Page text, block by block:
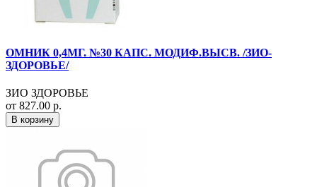
ОМНИК 0,4МГ. №30 КАПС. МОДИФ.ВЫСВ. /ЗИО-
ЗДОРОВЬЕ/
ЗИО ЗДОРОВЬЕ
от 827.00 р.
В корзину